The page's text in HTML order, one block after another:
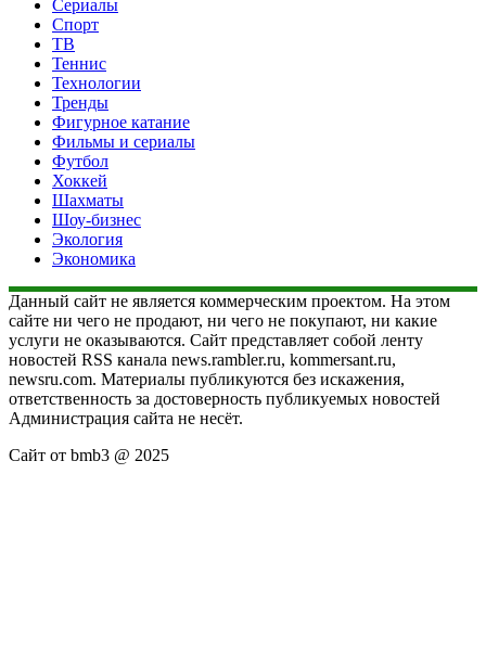
Сериалы
Спорт
ТВ
Теннис
Технологии
Тренды
Фигурное катание
Фильмы и сериалы
Футбол
Хоккей
Шахматы
Шоу-бизнес
Экология
Экономика
Данный сайт не является коммерческим проектом. На этом
сайте ни чего не продают, ни чего не покупают, ни какие
услуги не оказываются. Сайт представляет собой ленту
новостей RSS канала news.rambler.ru, kommersant.ru,
newsru.com. Материалы публикуются без искажения,
ответственность за достоверность публикуемых новостей
Администрация сайта не несёт.
Сайт от bmb3 @ 2025